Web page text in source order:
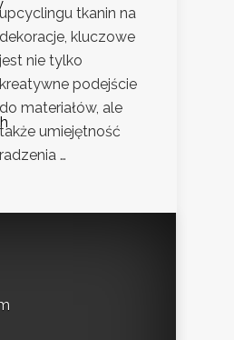
upcyclingu tkanin na
dekoracje, kluczowe
jest nie tylko
kreatywne podejście
do materiałów, ale
także umiejętność
radzenia …